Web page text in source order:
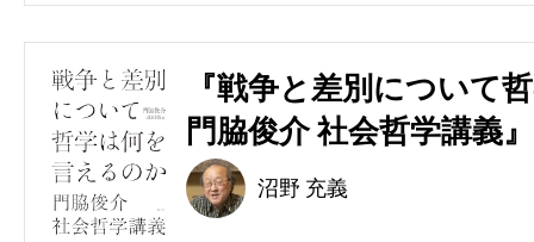
『戦争と差別について
門脇俊介 社会哲学講義
沼野 充義